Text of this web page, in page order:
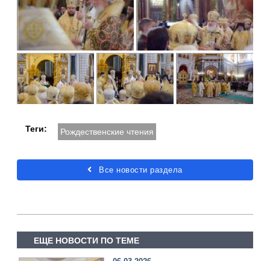
Теги: Рождественские чтения
Все новости раздела
ЕЩЕ НОВОСТИ ПО ТЕМЕ